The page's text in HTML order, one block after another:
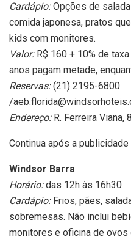
Cardápio:Opções de
comida japonesa, pratos
kids com monitores.
Valor:R$ 160 + 10% de
anos pagam metade,
Reservas:(21) 2195-6800
/
Endereço: R. Ferreira Viana,
Continua após a publicidade
Windsor Barra
Horário:das 12h às 16h30
Cardápio:Frios, pães,
sobremesas. Não inclui
monitores e oficina de ovos